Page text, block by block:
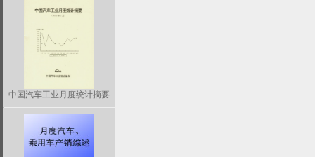
中国汽车工业月度统计摘要